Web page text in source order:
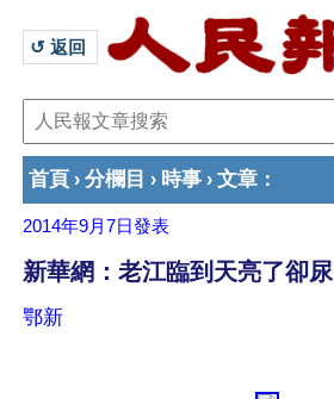
↺ 返回
首頁 › 分欄目 › 時事 › 文章 ：
2014年9月7日發表
新華網：老江臨到天亮了卻
鄂新